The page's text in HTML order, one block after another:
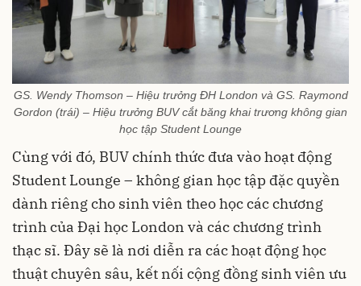
GS. Wendy Thomson – Hiệu trưởng ĐH London và GS. Raymond
Gordon (trái) – Hiệu trưởng BUV cắt băng khai trương không gian
học tập Student Lounge
Cùng với đó, BUV chính thức đưa vào hoạt động
Student Lounge – không gian học tập đặc quyền
dành riêng cho sinh viên theo học các chương
trình của Đại học London và các chương trình
thạc sĩ. Đây sẽ là nơi diễn ra các hoạt động học
thuật chuyên sâu, kết nối cộng đồng sinh viên ưu